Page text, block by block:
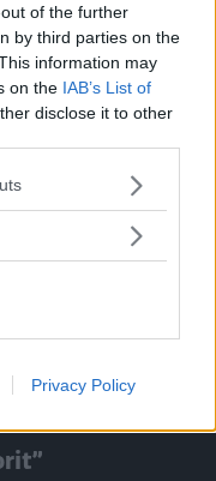
of the further
by third parties on the
information may
on the IAB’s List of
disclose it to other
one or more Google
You may click to
in below Google
Privacy Policy
– blir omkörd